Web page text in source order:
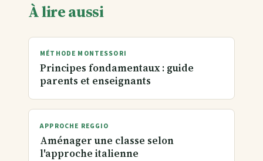
À lire aussi
MÉTHODE MONTESSORI
Principes fondamentaux : guide
parents et enseignants
APPROCHE REGGIO
Aménager une classe selon
l'approche italienne